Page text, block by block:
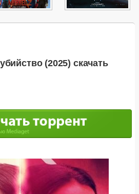
(2025) скачать